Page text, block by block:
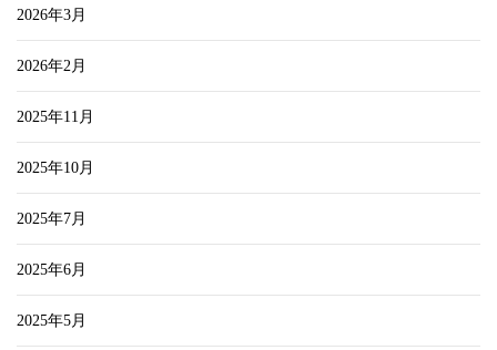
2026年3月
2026年2月
2025年11月
2025年10月
2025年7月
2025年6月
2025年5月